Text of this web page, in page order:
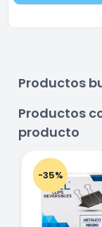
Productos
Productos
producto
-35%